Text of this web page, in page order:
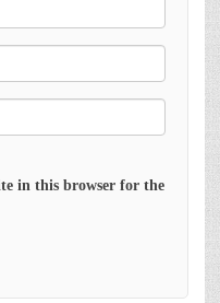
in this browser for the